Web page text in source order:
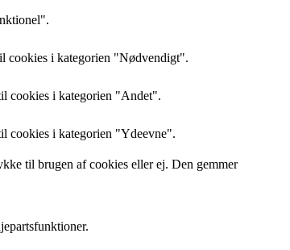
cookies i kategorien "Nødvendigt".
cookies i kategorien "Andet".
cookies i kategorien "Ydeevne".
til brugen af ​​cookies eller ej. Den gemmer